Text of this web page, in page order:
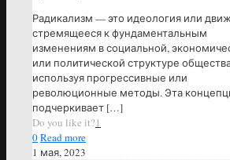
Радикализм — это идеология или
стремящееся к фундаментальным
изменениям в социальной,
или политической структуре
используя прогрессивные или
революционные методы. Эта
подчеркивает […]
Do you like it?1
0Read more
1 мая, 2023